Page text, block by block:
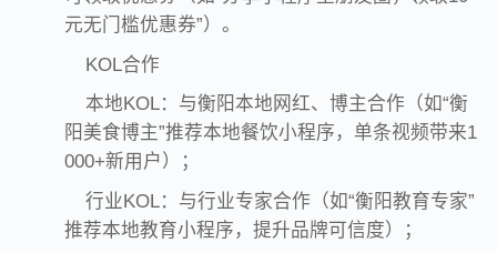
元无门槛优惠券”）。
KOL合作
本地KOL：与衡阳本地网红、博主合作（如“衡
阳美食博主”推荐本地餐饮小程序，单条视频带来1
000+新用户）；
行业KOL：与行业专家合作（如“衡阳教育专家”
推荐本地教育小程序，提升品牌可信度）；